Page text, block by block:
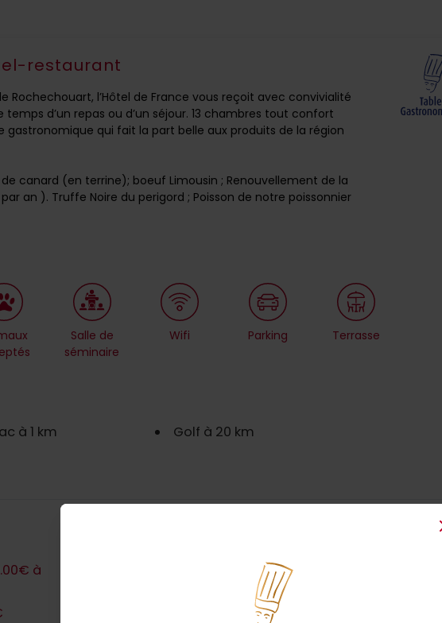
restaurant
Rochechouart, l’Hôtel de France vous reçoit avec convivialité
d’un repas ou d’un séjour. 13 chambres tout confort
gastronomique qui fait la part belle aux produits de la région
canard (en terrine); boeuf Limousin ; Renouvellement de la
an ). Truffe Noire du perigord ; Poisson de notre poissonnier
Salle de
séminaire
Wifi Parking Terrasse
à 1 km
Golf à 20 km
à
Hervé SUTRE
18/10-27/10 ; 02/01-12/01. Dimanche soir.